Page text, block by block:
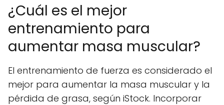
¿Cuál es el mejor
entrenamiento para
aumentar masa muscular?
El entrenamiento de fuerza es considerado el
mejor para aumentar la masa muscular y la
pérdida de grasa, según iStock. Incorporar